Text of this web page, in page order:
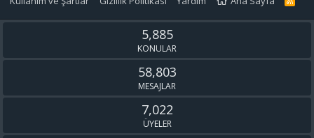
S
5,885
KONULAR
58,803
MESAJLAR
7,022
ÜYELER